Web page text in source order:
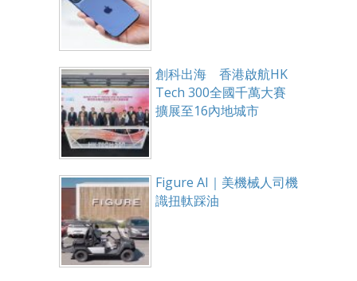
創科出海 香港啟航HK
Tech 300全國千萬大賽
擴展至16內地城市
Figure AI｜美機械人司機
識扭軚踩油